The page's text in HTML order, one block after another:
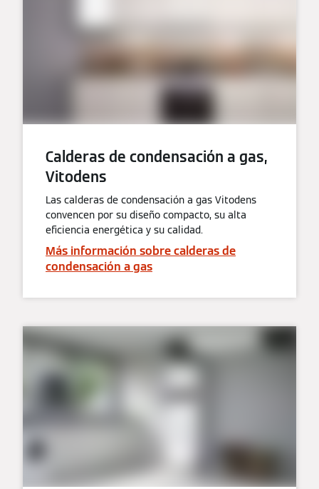
Calderas de condensación a gas,
Vitodens
Las calderas de condensación a gas Vitodens
convencen por su diseño compacto, su alta
eficiencia energética y su calidad.
Más información sobre calderas de
condensación a gas